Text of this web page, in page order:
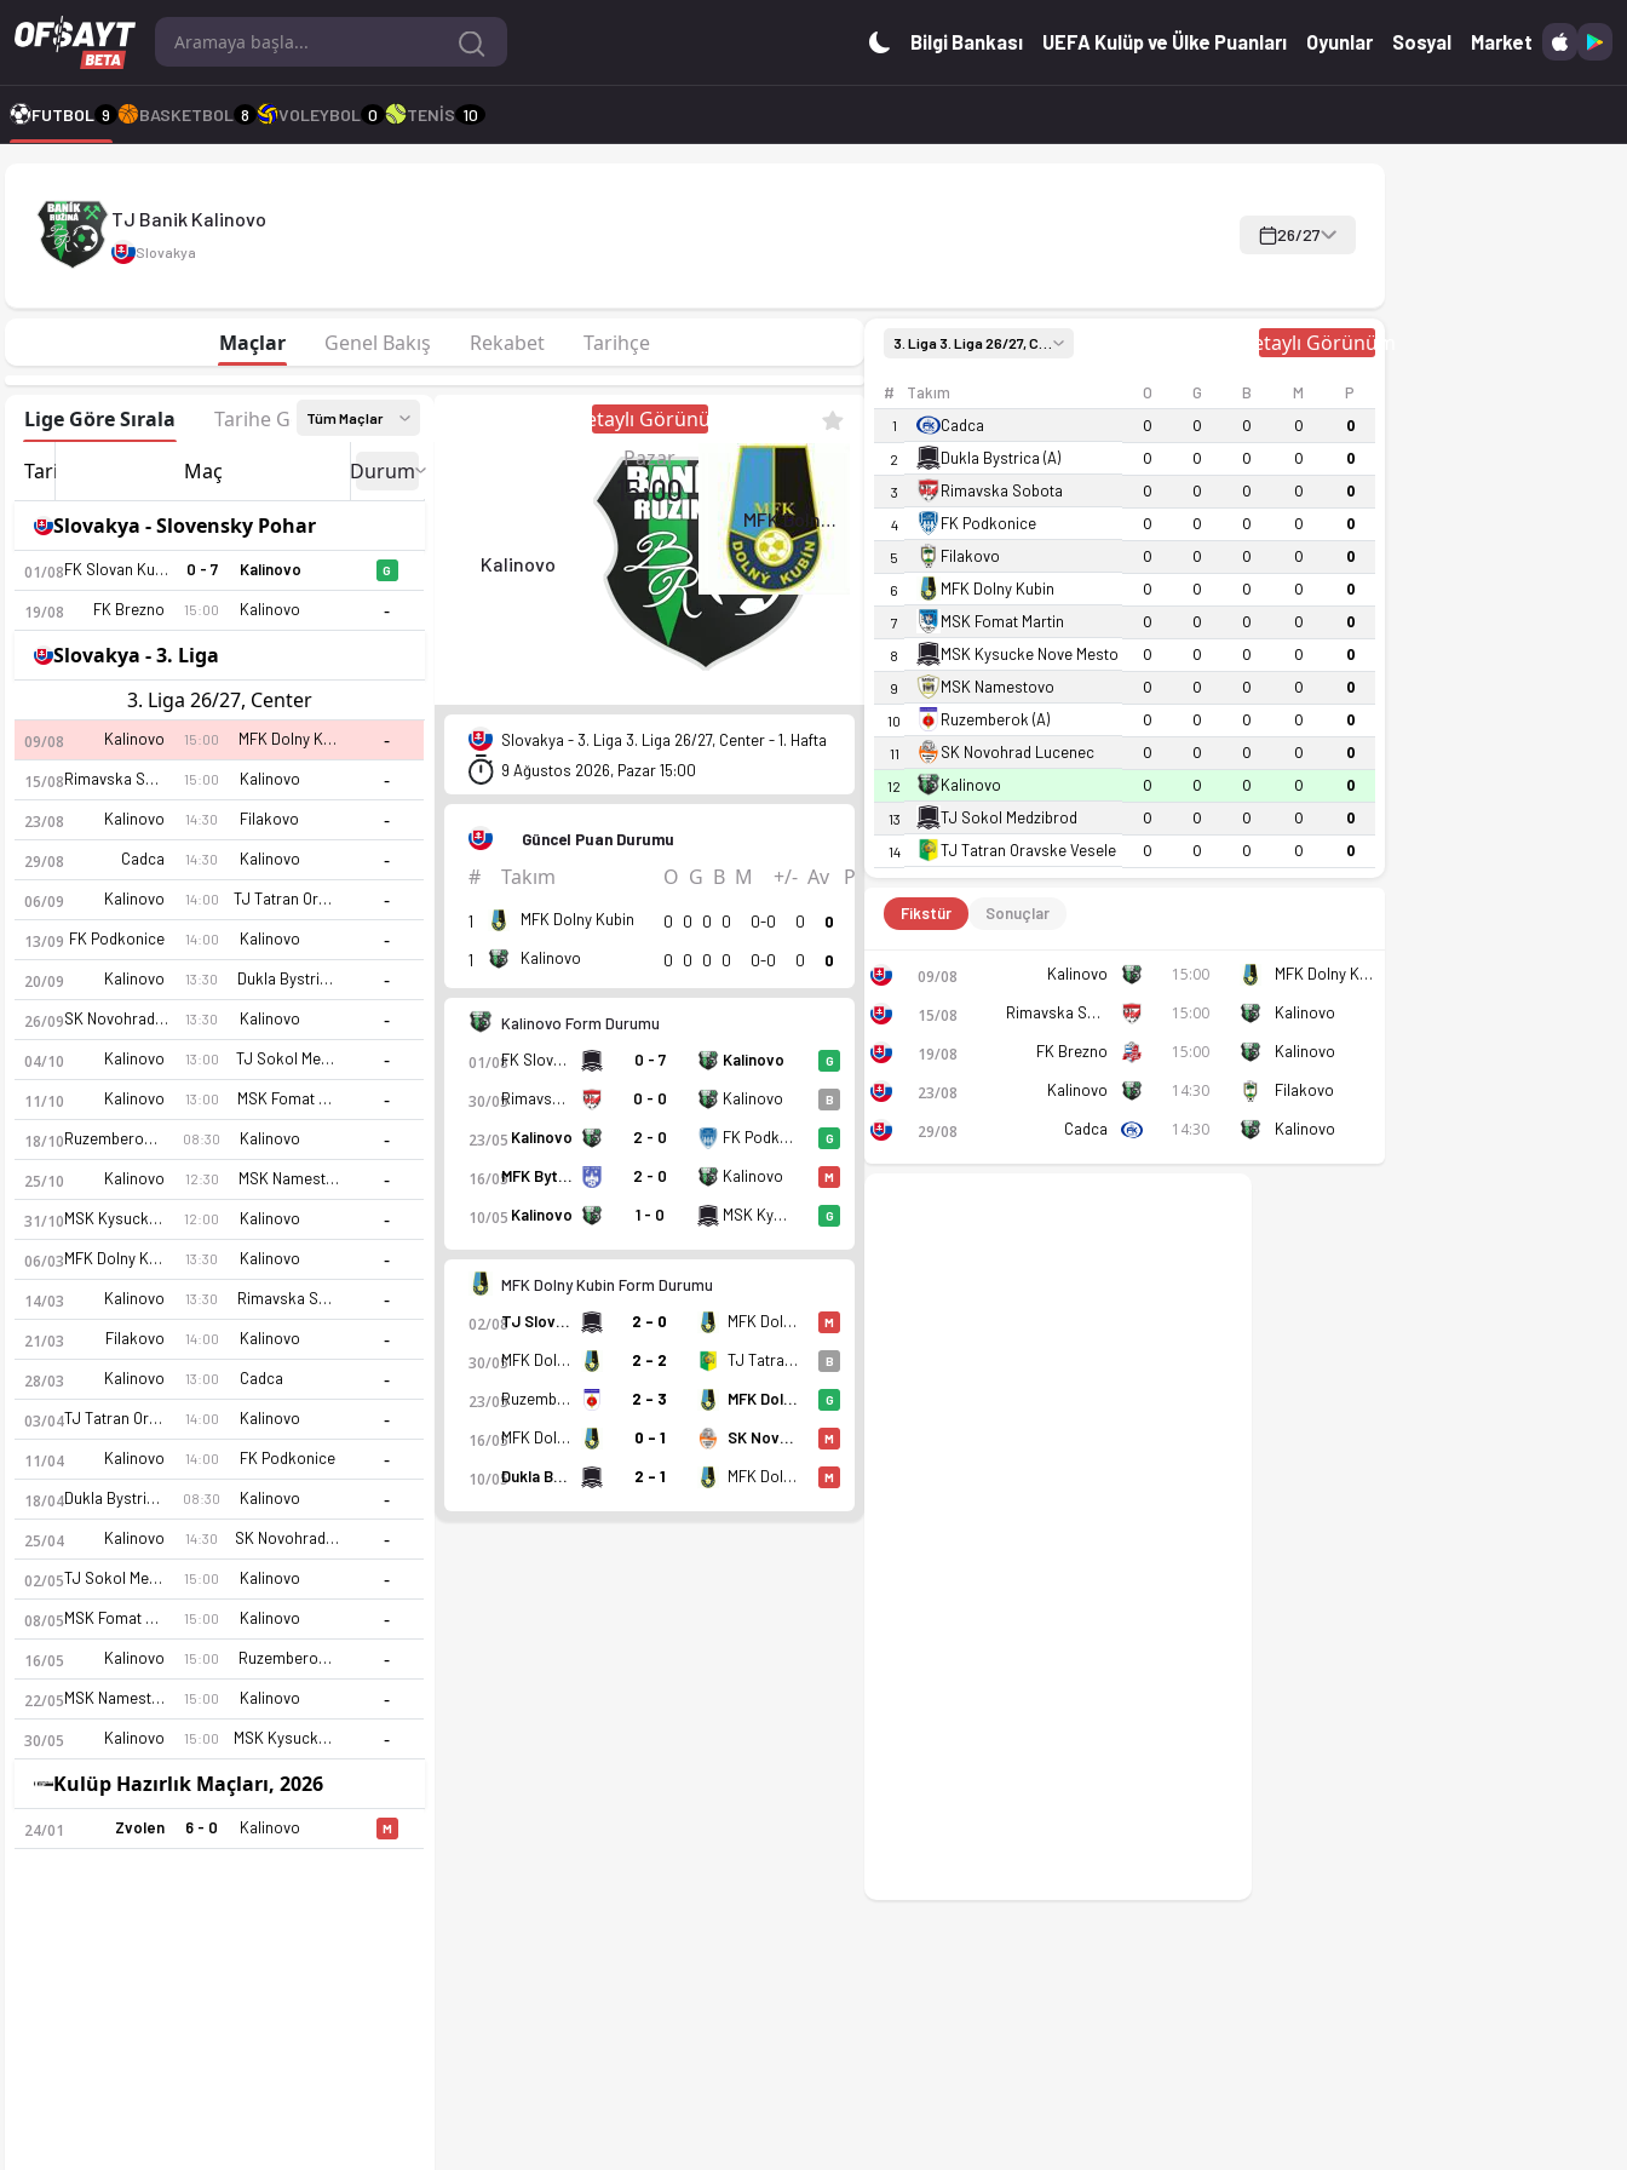
TJ Banik Kalinovo 26-27 sezonu | 3. Liga 3. Liga 26/27, Center'de 1. sırada, 0 puan. Kadro, fikstür ve canlı skor Ofsayt'ta.
Bilgi Bankası UEFA Kulüp ve Ülke Puanları Oyunlar Sosyal Market
FUTBOL 9 BASKETBOL 8 VOLEYBOL 0 TENİS 10
TJ Banik Kalinovo 26-27 sezonu | 3. Liga 3. Liga 26/27, Center'de 1. sırada, 0 puan. Kadro, fikstür ve canlı skor Ofsayt'ta.
TJ Banik Kalinovo
Slovakya
26/27
Maçlar Genel Bakış Rekabet Tarihçe
Lige Göre Sırala Tarihe Göre Sırala
Tüm Maçlar
Tarih Maç Durum
Slovakya - Slovensky Pohar
01/08 FK Slovan Kupele Sliac 0 - 7 Kalinovo G
19/08 FK Brezno 15:00 Kalinovo
-
Slovakya - 3. Liga
3. Liga 26/27, Center
09/08 Kalinovo 15:00 MFK Dolny Kubin -
15/08 Rimavska Sobota 15:00 Kalinovo -
23/08 Kalinovo 14:30 Filakovo -
29/08 Cadca 14:30 Kalinovo -
06/09 Kalinovo 14:00 TJ Tatran Oravske Vesele -
13/09 FK Podkonice 14:00 Kalinovo -
20/09 Kalinovo 13:30 Dukla Bystrica (A) -
26/09 SK Novohrad Lucenec 13:30 Kalinovo -
04/10 Kalinovo 13:00 TJ Sokol Medzibrod -
11/10 Kalinovo 13:00 MSK Fomat Martin -
18/10 Ruzemberok (A) 08:30 Kalinovo -
25/10 Kalinovo 12:30 MSK Namestovo -
31/10 MSK Kysucke Nove Mesto 12:00 Kalinovo -
06/03 MFK Dolny Kubin 13:30 Kalinovo -
14/03 Kalinovo 13:30 Rimavska Sobota -
21/03 Filakovo 14:00 Kalinovo -
28/03 Kalinovo 13:00 Cadca -
03/04 TJ Tatran Oravske Vesele 14:00 Kalinovo -
11/04 Kalinovo 14:00 FK Podkonice -
18/04 Dukla Bystrica (A) 08:30 Kalinovo -
25/04 Kalinovo 14:30 SK Novohrad Lucenec -
02/05 TJ Sokol Medzibrod 15:00 Kalinovo -
08/05 MSK Fomat Martin 15:00 Kalinovo -
16/05 Kalinovo 15:00 Ruzemberok (A) -
22/05 MSK Namestovo 15:00 Kalinovo -
30/05 Kalinovo 15:00 MSK Kysucke Nove Mesto
-
Kulüp Hazırlık Maçları, 2026
24/01 Zvolen 6 - 0 Kalinovo M
Detaylı Görünüm
Kalinovo
Pazar
15:00
Slovakya - 3. Liga 3. Liga 26/27, Center - 1. Hafta
9 Ağustos 2026, Pazar 15:00
Güncel Puan Durumu
# Takım O G B M +/- Av P
1 MFK Dolny Kubin 0 0 0 0 0-0 0
0
1
Kalinovo 0 0 0 0 0-0 0 0
Kalinovo Form Durumu
01/08 FK Slovan Kupele Sliac 0 - 7 Kalinovo G
30/05 Rimavska Sobota 0 - 0 Kalinovo B
23/05 Kalinovo 2 - 0 FK Podkonice G
16/05 MFK Bytca 2 - 0 Kalinovo M
10/05 Kalinovo 1 - 0 MSK Kysucke Nove Mesto G
MFK Dolny Kubin Form Durumu
02/08 TJ Slovan Magura Vavrecka 2 - 0 MFK Dolny Kubin M
30/05 MFK Dolny Kubin 2 - 2 TJ Tatran Oravske Vesele B
23/05 Ruzemberok (A) 2 - 3 MFK Dolny Kubin G
16/05 MFK Dolny Kubin 0 - 1 SK Novohrad Lucenec M
10/05 Dukla Bystrica (A) 2 - 1 MFK Dolny Kubin M
Detaylı Görünüm
# Takım O G B M P
1 Cadca 0 0 0 0 0
2 Dukla Bystrica (A) 0 0 0 0 0
3 Rimavska Sobota 0 0 0 0 0
4 FK Podkonice 0 0 0 0 0
5 Filakovo 0 0 0 0 0
6 MFK Dolny Kubin 0 0 0 0 0
7 MSK Fomat Martin 0 0 0 0 0
8 MSK Kysucke Nove Mesto 0 0 0 0 0
9 MSK Namestovo 0 0 0 0 0
10 Ruzemberok (A) 0 0 0 0 0
11 SK Novohrad Lucenec 0 0 0 0 0
12 Kalinovo 0 0 0 0 0
13 TJ Sokol Medzibrod 0 0 0 0 0
14 TJ Tatran Oravske Vesele 0 0 0 0 0
Fikstür Sonuçlar
09/08 Kalinovo 15:00 MFK Dolny Kubin
15/08 Rimavska Sobota 15:00 Kalinovo
19/08 FK Brezno 15:00 Kalinovo
23/08 Kalinovo 14:30 Filakovo
29/08 Cadca 14:30 Kalinovo